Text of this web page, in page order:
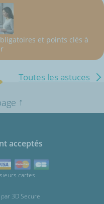
et points clés à
Toutes les astuces
↑
acceptés
cartes
3D Secure